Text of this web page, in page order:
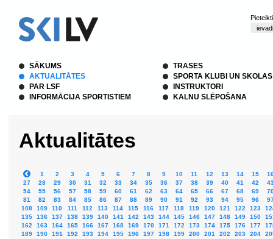
SĀKUMS
AKTUALITĀTES
PAR LSF
INFORMĀCIJA SPORTISTIEM
TRASES
SPORTA KLUBI UN SKOLAS
INSTRUKTORI
KALNU SLĒPOŠANA
Aktualitātes
1 2 3 4 5 6 7 8 9 10 11 12 13 14 15
27
28 29 30 31 32 33 34 35 36 37 38 39 40 41 42
54
55 56 57 58 59 60 61 62 63 64 65 66 67 68 69
81
82 83 84 85 86 87 88 89 90 91 92 93 94 95 96
108
109 110 111 112 113 114 115 116 117 118 119 120 121 122 123
135
136 137 138 139 140 141 142 143 144 145 146 147 148 149 150
162
163 164 165 166 167 168 169 170 171 172 173 174 175 176 177
189
190 191 192 193 194 195 196 197 198 199 200 201 202 203 204